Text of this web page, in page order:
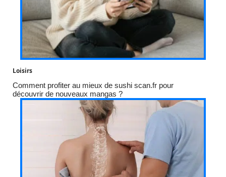
Loisirs
Comment profiter au mieux de sushi scan.fr pour
découvrir de nouveaux mangas ?